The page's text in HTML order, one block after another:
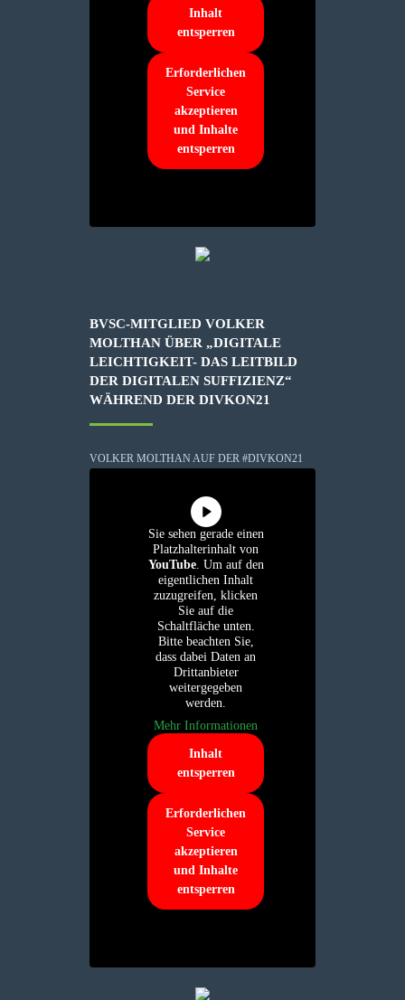
Inhalt
entsperren
Erforderlichen
Service
akzeptieren
und Inhalte
entsperren
BVSC-MITGLIED VOLKER
MOLTHAN ÜBER „DIGITALE
LEICHTIGKEIT- DAS LEITBILD
DER DIGITALEN SUFFIZIENZ“
WÄHREND DER DIVKON21
VOLKER MOLTHAN AUF DER #DIVKON21
Sie sehen gerade einen
Platzhalterinhalt von
YouTube. Um auf den
eigentlichen Inhalt
zuzugreifen, klicken
Sie auf die
Schaltfläche unten.
Bitte beachten Sie,
dass dabei Daten an
Drittanbieter
weitergegeben
werden.
Mehr Informationen
Inhalt
entsperren
Erforderlichen
Service
akzeptieren
und Inhalte
entsperren